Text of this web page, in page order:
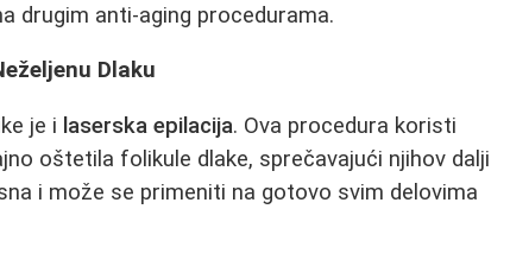
drugim anti-aging procedurama.
Dlaku
je i laserska epilacija. Ova procedura koristi
oštetila folikule dlake, sprečavajući njihov dalji
i može se primeniti na gotovo svim delovima